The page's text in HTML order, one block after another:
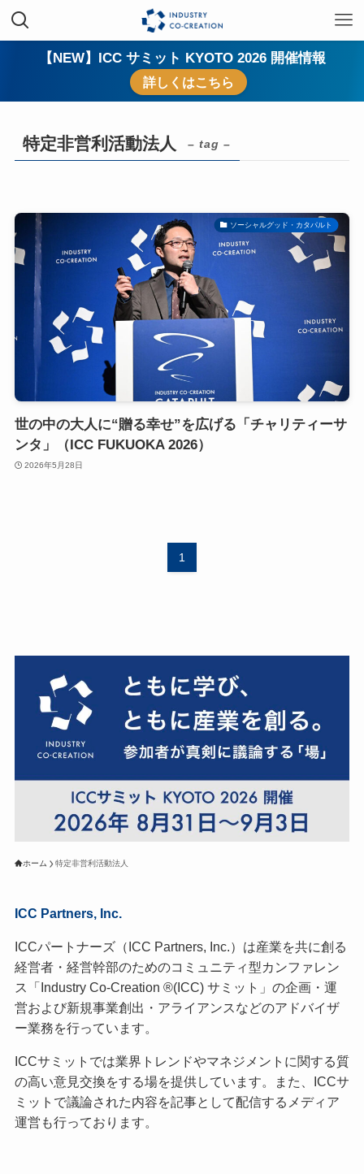
【NEW】ICC サミット KYOTO 2026 開催情報
詳しくはこちら
特定非営利活動法人 – tag –
ソーシャルグッド・カタパルト
世の中の大人に“贈る幸せ”を広げる「チャリティーサ
ンタ」（ICC FUKUOKA 2026）
2026年5月28日
1
ホーム 特定非営利活動法人
ICC Partners, Inc.
ICCパートナーズ（ICC Partners, Inc.）は産業を共に創る
経営者・経営幹部のためのコミュニティ型カンファレン
ス「Industry Co-Creation ®(ICC) サミット」の企画・運
営および新規事業創出・アライアンスなどのアドバイザ
ー業務を行っています。
ICCサミットでは業界トレンドやマネジメントに関する質
の高い意見交換をする場を提供しています。また、ICCサ
ミットで議論された内容を記事として配信するメディア
運営も行っております。